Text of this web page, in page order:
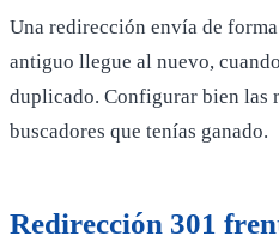
Una redirección envía de
antiguo llegue al nuevo,
duplicado. Configurar bien las
buscadores que tenías ganado.
Redirección 301